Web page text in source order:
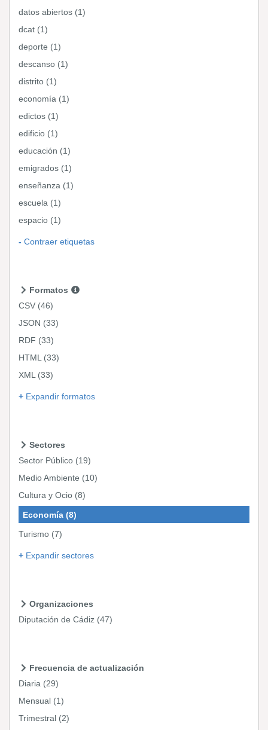
datos abiertos (1)
dcat (1)
deporte (1)
descanso (1)
distrito (1)
economía (1)
edictos (1)
edificio (1)
educación (1)
emigrados (1)
enseñanza (1)
escuela (1)
espacio (1)
Contraer etiquetas
Formatos
CSV (46)
JSON (33)
RDF (33)
HTML (33)
XML (33)
Expandir formatos
Sectores
Sector Público (19)
Medio Ambiente (10)
Cultura y Ocio (8)
Economía (8)
Turismo (7)
Expandir sectores
Organizaciones
Diputación de Cádiz (47)
Frecuencia de actualización
Diaria (29)
Mensual (1)
Trimestral (2)